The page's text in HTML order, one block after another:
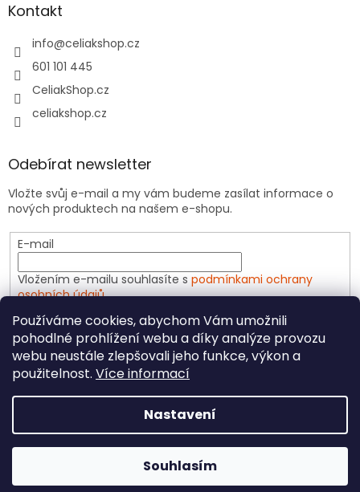
Používáme cookies, abychom Vám umožnili
pohodlné prohlížení webu a díky analýze provozu
webu neustále zlepšovali jeho funkce, výkon a
použitelnost. Více informací
Nastavení
Souhlasím
Kontakt
info@celiakshop.cz
601 101 445
CeliakShop.cz
celiakshop.cz
Odebírat newsletter
Vložte svůj e-mail a my vám budeme zasílat informace o
nových produktech na našem e-shopu.
E-mail
Vložením e-mailu souhlasíte s podmínkami ochrany
osobních údajů
PŘIHLÁSIT SE
Copyright 2026CeliakShop.cz. Všechna práva
vyhrazena.